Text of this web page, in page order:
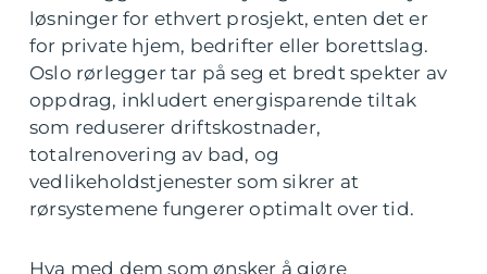
løsninger for ethvert prosjekt, enten det er
for private hjem, bedrifter eller borettslag.
Oslo rørlegger tar på seg et bredt spekter av
oppdrag, inkludert energisparende tiltak
som reduserer driftskostnader,
totalrenovering av bad, og
vedlikeholdstjenester som sikrer at
rørsystemene fungerer optimalt over tid.
Hva med dem som ønsker å gjøre